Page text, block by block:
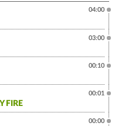
04:00
03:00
00:10
FIRE
00:01
00:00